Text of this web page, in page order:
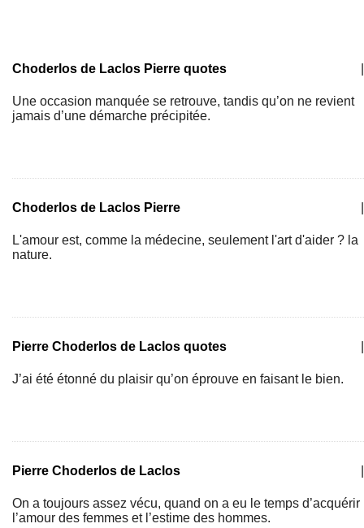
Choderlos de Laclos Pierre quotes
Une occasion manquée se retrouve, tandis qu’on ne revient
jamais d’une démarche précipitée.
Choderlos de Laclos Pierre
L'amour est, comme la médecine, seulement l'art d'aider ? la
nature.
Pierre Choderlos de Laclos quotes
J’ai été étonné du plaisir qu’on éprouve en faisant le bien.
Pierre Choderlos de Laclos
On a toujours assez vécu, quand on a eu le temps d’acquérir
l’amour des femmes et l’estime des hommes.